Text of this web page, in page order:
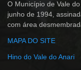
O Município de Vale
junho de 1994,
com área
MAPA DO SITE
Hino do Vale do Anari